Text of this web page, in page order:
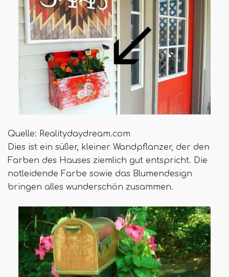
Quelle: Realitydaydream.com
Dies ist ein süßer, kleiner Wandpflanzer, der den
Farben des Hauses ziemlich gut entspricht. Die
notleidende Farbe sowie das Blumendesign
bringen alles wunderschön zusammen.